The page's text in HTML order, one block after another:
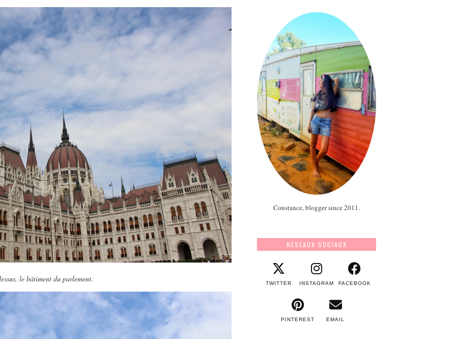
le bâtiment du parlement.
Constance, blogger since 2011.
RÉSEAUX SOCIAUX
TWITTER INSTAGRAM FACEBOOK
PINTEREST EMAIL